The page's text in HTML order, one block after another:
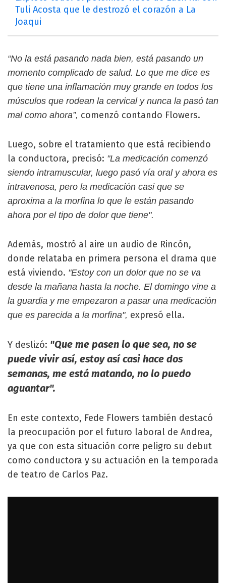
Tuli Acosta que le destrozó el corazón a La
Joaqui
“No la está pasando nada bien, está pasando un
momento complicado de salud. Lo que me dice es
que tiene una inflamación muy grande en todos los
músculos que rodean la cervical y nunca la pasó tan
mal como ahora”, comenzó contando Flowers.
Luego, sobre el tratamiento que está recibiendo
la conductora, precisó: "La medicación comenzó
siendo intramuscular, luego pasó vía oral y ahora es
intravenosa, pero la medicación casi que se
aproxima a la morfina lo que le están pasando
ahora por el tipo de dolor que tiene".
Además, mostró al aire un audio de Rincón,
donde relataba en primera persona el drama que
está viviendo. "Estoy con un dolor que no se va
desde la mañana hasta la noche. El domingo vine a
la guardia y me empezaron a pasar una medicación
que es parecida a la morfina", expresó ella.
Y deslizó: "Que me pasen lo que sea, no se
puede vivir así, estoy así casi hace dos
semanas, me está matando, no lo puedo
aguantar".
En este contexto, Fede Flowers también destacó
la preocupación por el futuro laboral de Andrea,
ya que con esta situación corre peligro su debut
como conductora y su actuación en la temporada
de teatro de Carlos Paz.